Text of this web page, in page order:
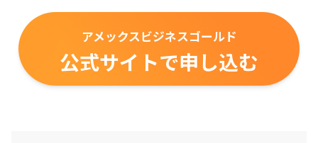
アメックスビジネスゴールド
公式サイトで申し込む